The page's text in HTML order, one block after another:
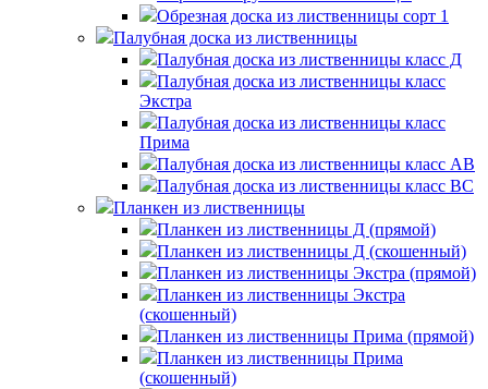
Обрезная доска из лиственницы сорт 1
Палубная доска из лиственницы
Палубная доска из лиственницы класс Д
Палубная доска из лиственницы класс
Экстра
Палубная доска из лиственницы класс
Прима
Палубная доска из лиственницы класс AB
Палубная доска из лиственницы класс BC
Планкен из лиственницы
Планкен из лиственницы Д (прямой)
Планкен из лиственницы Д (скошенный)
Планкен из лиственницы Экстра (прямой)
Планкен из лиственницы Экстра
(скошенный)
Планкен из лиственницы Прима (прямой)
Планкен из лиственницы Прима
(скошенный)